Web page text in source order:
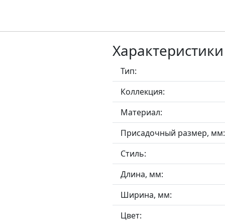
Характеристики
Тип:
Коллекция:
Материал:
Присадочный размер, мм:
Стиль:
Длина, мм:
Ширина, мм:
Цвет: